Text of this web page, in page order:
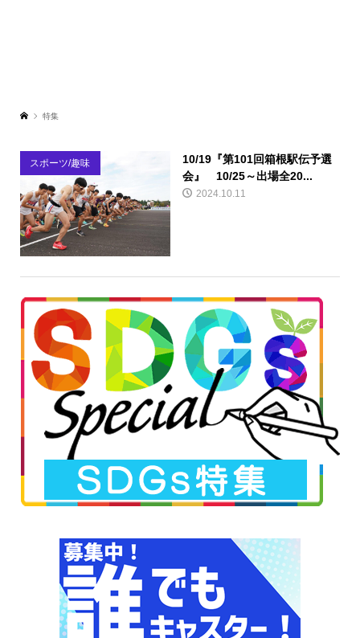
特集
スポーツ/趣味
10/19『第101回箱根駅伝予選
会』 10/25～出場全20...
2024.10.11